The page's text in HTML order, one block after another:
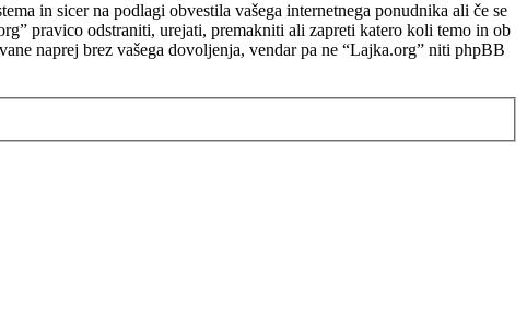
in sicer na podlagi obvestila vašega internetnega ponudnika ali če se
pravico odstraniti, urejati, premakniti ali zapreti katero koli temo in ob
naprej brez vašega dovoljenja, vendar pa ne “Lajka.org” niti phpBB